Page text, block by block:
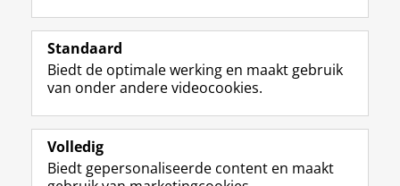
Volg de RUG
F
a
e
b
o
p
a
L
i
k
e
I
-
p
R
S
-
f
e
R
i
I
n
t
r
m
-
Y
o
T
e
k
a
Studiekiezers
Alumni
Over ons
Standaard
Biedt de optimale werking en maakt gebruik
van onder andere videocookies.
Volledig
Biedt gepersonaliseerde content en maakt